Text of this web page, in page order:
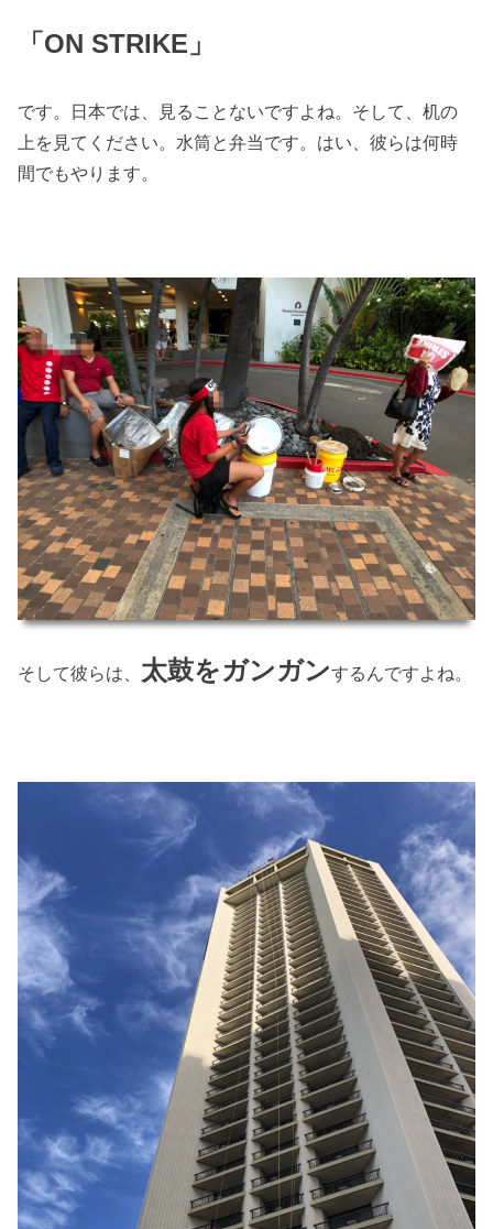
「ON STRIKE」
です。日本では、見ることないですよね。そして、机の
上を見てください。水筒と弁当です。はい、彼らは何時
間でもやります。
そして彼らは、 太鼓をガンガンするんですよね。